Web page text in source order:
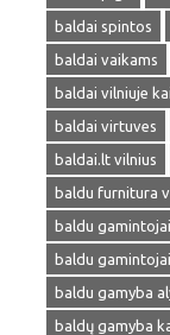
baldai spintos
baldai vaikams
baldai vilniuje
baldai virtuves
baldai.lt vilnius
baldu furnitura
baldu
baldu
baldu gamyba
baldų gamyba